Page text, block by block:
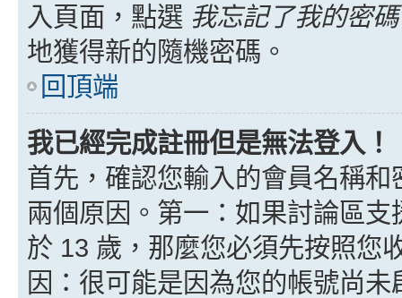
入頁面，點選 我忘記了我的密碼
地獲得新的隨機密碼。
回頂端
我已經完成註冊但是無法登入！
首先，確認您輸入的會員名稱
兩個原因。第一：如果討論區
於 13 歲，那麼您必須先按照您
因：很可能是因為您的帳號尚